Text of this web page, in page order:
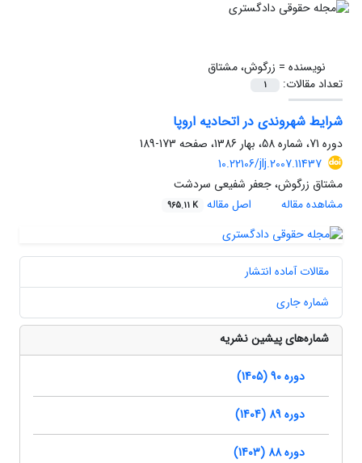
نویسنده = زرگوش، مشتاق
تعداد مقالات:
1
شرایط شهروندی در اتحادیه اروپا
دوره 71، شماره 58، بهار 1386، صفحه
173-189
10.22106/jlj.2007.11437
مشتاق زرگوش، جعفر شفیعی سردشت
مشاهده مقاله
اصل مقاله 965.11 K
مقالات آماده انتشار
شماره جاری
شماره‌های پیشین نشریه
دوره 90 (1405)
دوره 89 (1404)
دوره 88 (1403)